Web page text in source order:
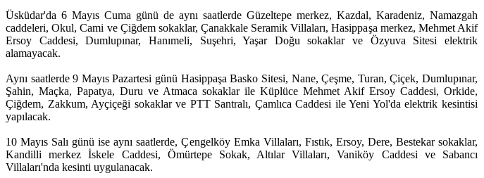
Üsküdar'da 6 Mayıs Cuma günü de aynı saatlerde Güzeltepe merkez, Kazdal, Karadeniz, Namazgah
caddeleri, Okul, Cami ve Çiğdem sokaklar, Çanakkale Seramik Villaları, Hasippaşa merkez, Mehmet Akif
Ersoy Caddesi, Dumlupınar, Hanımeli, Suşehri, Yaşar Doğu sokaklar ve Özyuva Sitesi elektrik
alamayacak.
Aynı saatlerde 9 Mayıs Pazartesi günü Hasippaşa Basko Sitesi, Nane, Çeşme, Turan, Çiçek, Dumlupınar,
Şahin, Maçka, Papatya, Duru ve Atmaca sokaklar ile Küplüce Mehmet Akif Ersoy Caddesi, Orkide,
Çiğdem, Zakkum, Ayçiçeği sokaklar ve PTT Santralı, Çamlıca Caddesi ile Yeni Yol'da elektrik kesintisi
yapılacak.
10 Mayıs Salı günü ise aynı saatlerde, Çengelköy Emka Villaları, Fıstık, Ersoy, Dere, Bestekar sokaklar,
Kandilli merkez İskele Caddesi, Ömürtepe Sokak, Altılar Villaları, Vaniköy Caddesi ve Sabancı
Villaları'nda kesinti uygulanacak.